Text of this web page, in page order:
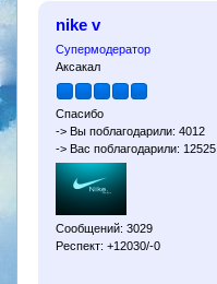
nike v
Супермодератор
Аксакал
Спасибо
-> Вы поблагодарили: 4012
-> Вас поблагодарили: 12525
Сообщений: 3029
Респект: +12030/-0